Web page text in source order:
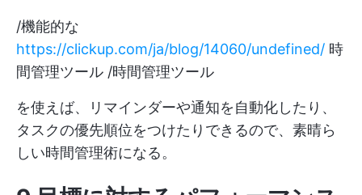
/機能的な
https://clickup.com/ja/blog/14060/undefined/ 時
間管理ツール /時間管理ツール
を使えば、リマインダーや通知を自動化したり、
タスクの優先順位をつけたりできるので、素晴ら
しい時間管理術になる。